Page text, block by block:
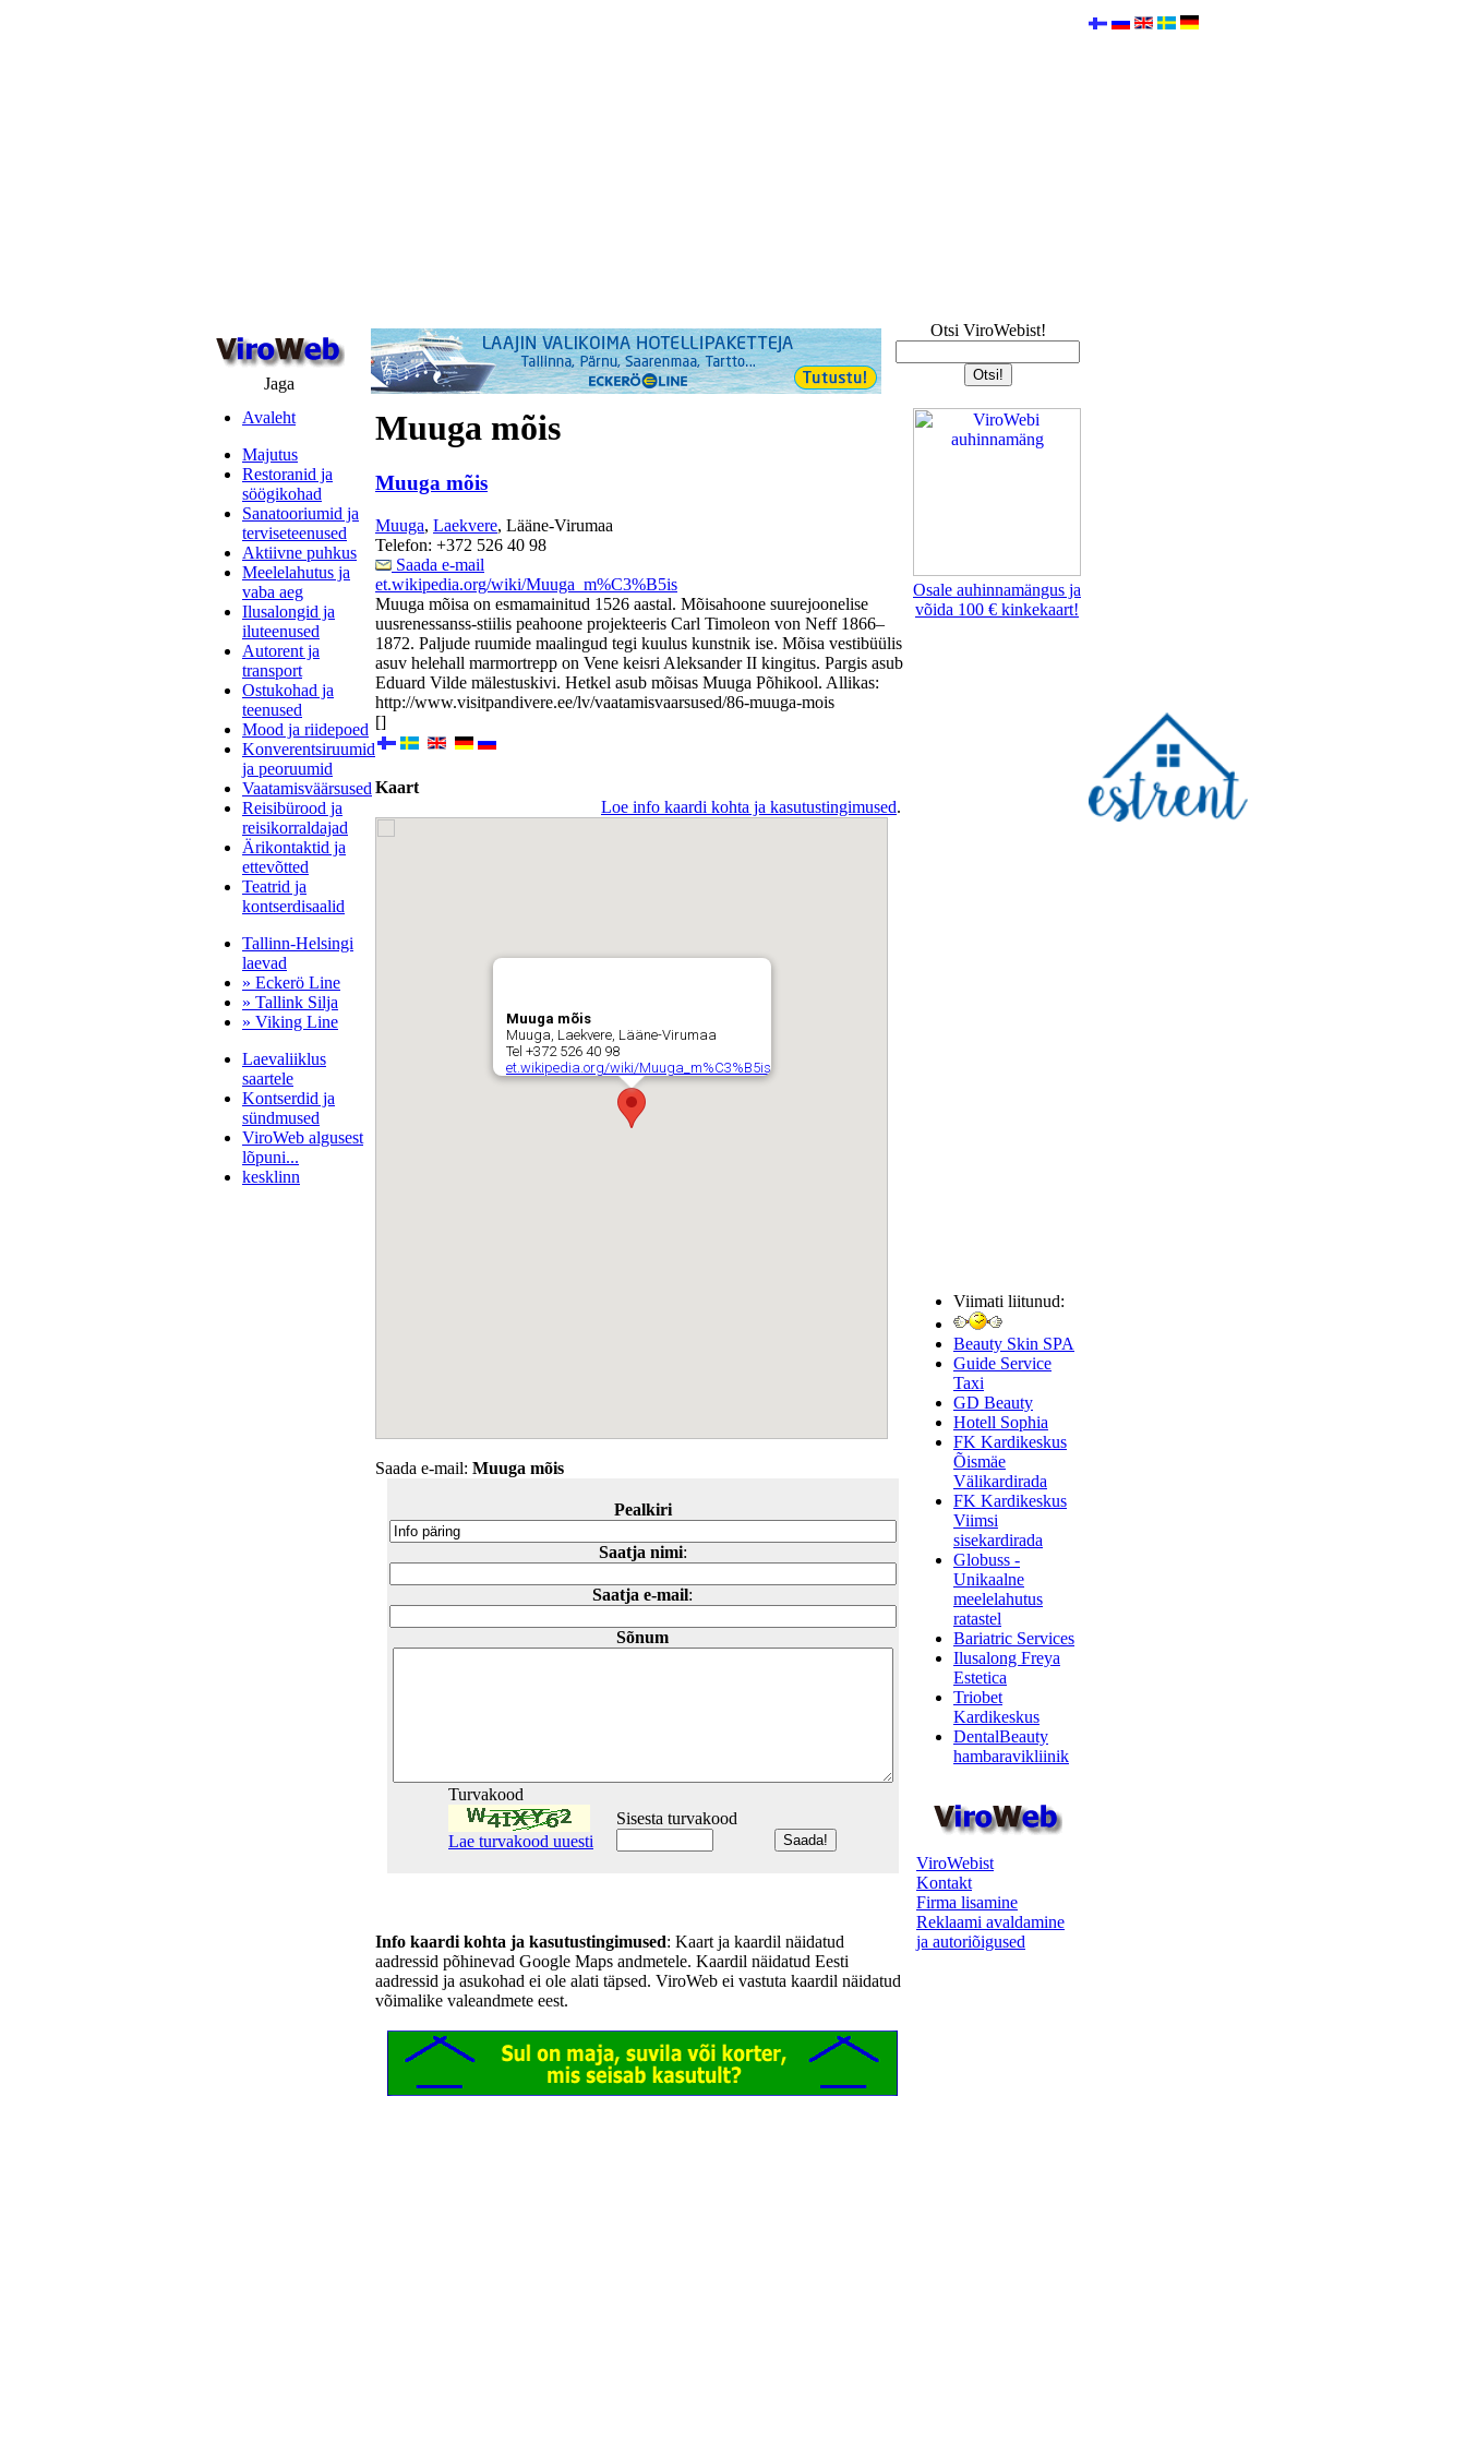
Jaga
Otsi ViroWebist!
Avaleht
Majutus
Restoranid ja
söögikohad
Sanatooriumid ja
terviseteenused
Aktiivne puhkus
Meelelahutus ja
vaba aeg
Ilusalongid ja
iluteenused
Autorent ja
transport
Ostukohad ja
teenused
Mood ja riidepoed
Konverentsiruumid
ja peoruumid
Vaatamisväärsused
Reisibürood ja
reisikorraldajad
Ärikontaktid ja
ettevõtted
Teatrid ja
kontserdisaalid
Tallinn-Helsingi
laevad
» Eckerö Line
» Tallink Silja
» Viking Line
Laevaliiklus
saartele
Kontserdid ja
sündmused
ViroWeb algusest
lõpuni...
kesklinn
Muuga mõis
Muuga mõis
Muuga, Laekvere, Lääne-Virumaa
Telefon: +372 526 40 98
Saada e-mail
et.wikipedia.org/wiki/Muuga_m%C3%B5is
Muuga mõisa on esmamainitud 1526 aastal. Mõisahoone suurejoonelise
uusrenessanss-stiilis peahoone projekteeris Carl Timoleon von Neff 1866–
1872. Paljude ruumide maalingud tegi kuulus kunstnik ise. Mõisa vestibüülis
asuv helehall marmortrepp on Vene keisri Aleksander II kingitus. Pargis asub
Eduard Vilde mälestuskivi. Hetkel asub mõisas Muuga Põhikool. Allikas:
http://www.visitpandivere.ee/lv/vaatamisvaarsused/86-muuga-mois
[]
Kaart
Loe info kaardi kohta ja kasutustingimused.
Muuga mõis
Muuga, Laekvere, Lääne-Virumaa
Tel +372 526 40 98
et.wikipedia.org/wiki/Muuga_m%C3%B5is
Saada e-mail: Muuga mõis
Pealkiri
Saatja nimi:
Saatja e-mail:
Sõnum
Turvakood
Lae turvakood uuesti
Sisesta turvakood
Info kaardi kohta ja kasutustingimused: Kaart ja kaardil näidatud
aadressid põhinevad Google Maps andmetele. Kaardil näidatud Eesti
aadressid ja asukohad ei ole alati täpsed. ViroWeb ei vastuta kaardil näidatud
võimalike valeandmete eest.
Osale auhinnamängus ja
võida 100 € kinkekaart!
Viimati liitunud:
Beauty Skin SPA
Guide Service
Taxi
GD Beauty
Hotell Sophia
FK Kardikeskus
Õismäe
Välikardirada
FK Kardikeskus
Viimsi
sisekardirada
Globuss -
Unikaalne
meelelahutus
ratastel
Bariatric Services
Ilusalong Freya
Estetica
Triobet
Kardikeskus
DentalBeauty
hambaravikliinik
ViroWebist
Kontakt
Firma lisamine
Reklaami avaldamine
ja autoriõigused